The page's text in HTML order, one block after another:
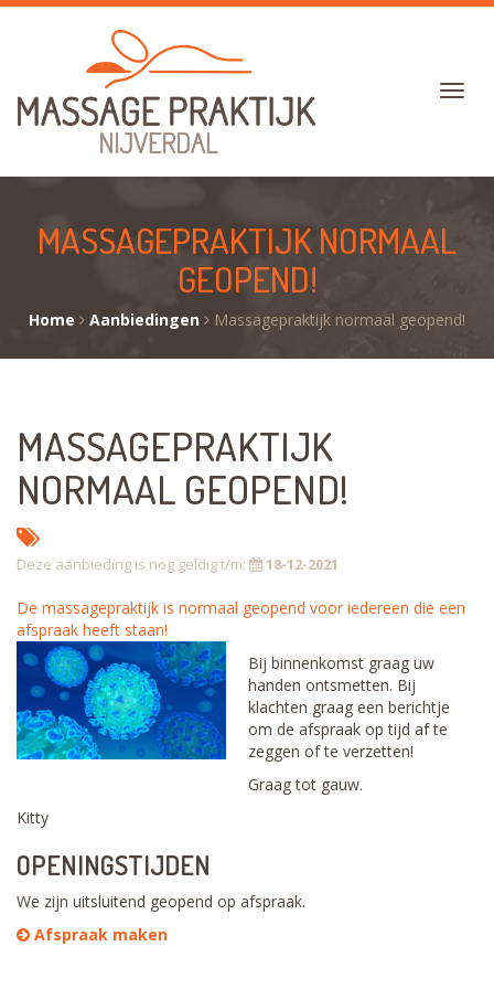
MASSAGEPRAKTIJK NORMAAL
GEOPEND!
Home Aanbiedingen Massagepraktijk normaal geopend!
MASSAGEPRAKTIJK
NORMAAL GEOPEND!
Deze aanbieding is nog geldig t/m: 18-12-2021
De massagepraktijk is normaal geopend voor iedereen die een
afspraak heeft staan!
Bij binnenkomst graag uw
handen ontsmetten. Bij
klachten graag een berichtje
om de afspraak op tijd af te
zeggen of te verzetten!
Graag tot gauw.
Kitty
OPENINGSTIJDEN
We zijn uitsluitend geopend op afspraak.
Afspraak maken